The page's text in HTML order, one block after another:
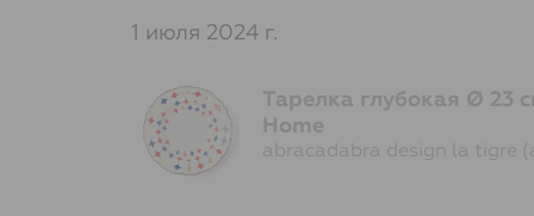
1 июля 2024 г.
Тарелка глубокая Ø 23
Home
abracadabra design la tigre